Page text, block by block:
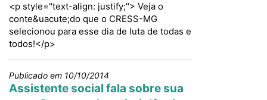
<p style="text-align: justify;"> Veja o
conte&uacute;do que o CRESS-MG
selecionou para esse dia de luta de todas e
todos!</p>
Publicado em 10/10/2014
Assistente social fala sobre sua